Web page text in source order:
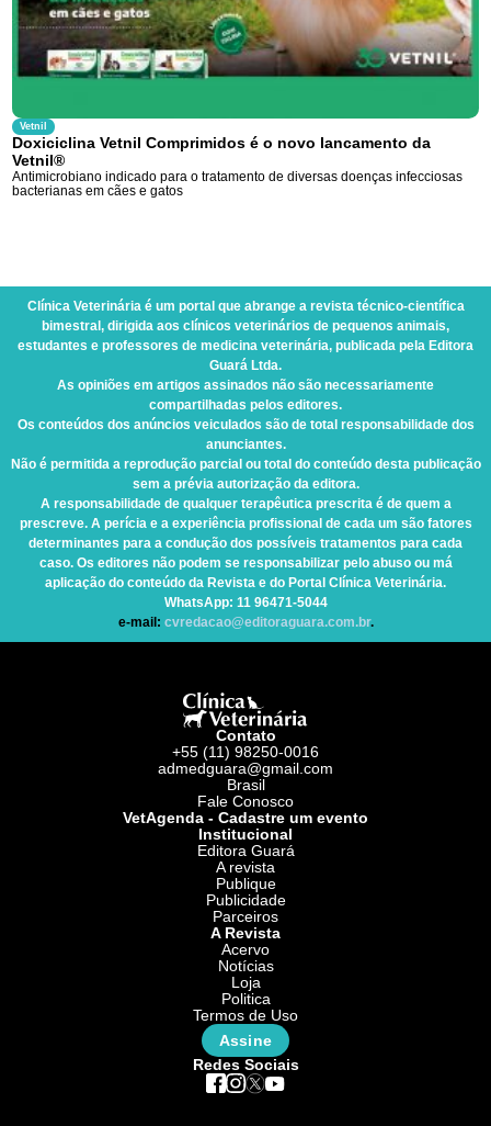
Vetnil
Doxiciclina Vetnil Comprimidos é o novo lancamento da
Vetnil®
Antimicrobiano indicado para o tratamento de diversas doenças infecciosas
bacterianas em cães e gatos
Clínica Veterinária é um portal que abrange a revista técnico-científica
bimestral, dirigida aos clínicos veterinários de pequenos animais,
estudantes e professores de medicina veterinária, publicada pela Editora
Guará Ltda.
As opiniões em artigos assinados não são necessariamente
compartilhadas pelos editores.
Os conteúdos dos anúncios veiculados são de total responsabilidade dos
anunciantes.
Não é permitida a reprodução parcial ou total do conteúdo desta publicação
sem a prévia autorização da editora.
A responsabilidade de qualquer terapêutica prescrita é de quem a
prescreve. A perícia e a experiência profissional de cada um são fatores
determinantes para a condução dos possíveis tratamentos para cada
caso. Os editores não podem se responsabilizar pelo abuso ou má
aplicação do conteúdo da Revista e do Portal Clínica Veterinária.
WhatsApp: 11 96471-5044
e-mail: cvredacao@editoraguara.com.br.
Contato
+55 (11) 98250-0016
admedguara@gmail.com
Brasil
Fale Conosco
VetAgenda - Cadastre um evento
Institucional
Editora Guará
A revista
Publique
Publicidade
Parceiros
A Revista
Acervo
Notícias
Loja
Politica
Termos de Uso
Assine
Redes Sociais